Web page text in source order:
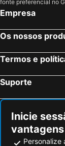
Aqquaria
Apartamentos
Dommum Holidays
6 Pax Apartment Located Just 50 Meters.
Larimar
Bonito apartamento
Eucalytus I
fonte preferencial no
Empresa
Os nossos
Termos e
Suporte
Inicie
Personalize